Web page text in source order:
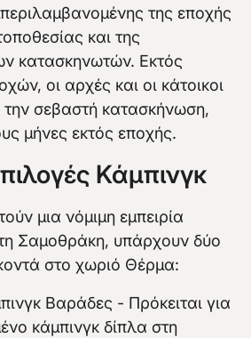
της εποχής
και της
κατασκηνωτών. Εκτός
οι αρχές και οι κάτοικοι
την σεβαστή κατασκήνωση,
μήνες εκτός εποχής.
Κάμπινγκ
μια νόμιμη εμπειρία
Σαμοθράκη, υπάρχουν δύο
στο χωριό Θέρμα:
Βαράδες - Πρόκειται για
κάμπινγκ δίπλα στη